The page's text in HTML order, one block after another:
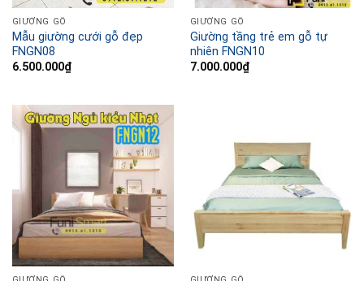
GIƯỜNG GỖ
Mẫu giường cưới gỗ đẹp
FNGN08
6.500.000₫
GIƯỜNG GỖ
Giường tầng trẻ em gỗ tự
nhiên FNGN10
7.000.000₫